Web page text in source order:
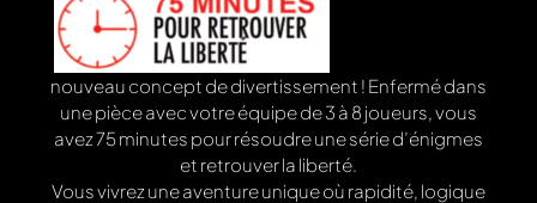
nouveau concept de divertissement ! Enfermé dans
une pièce avec votre équipe de 3 à 8 joueurs, vous
avez 75 minutes pour résoudre une série d’énigmes
et retrouver la liberté.
Vous vivrez une aventure unique où rapidité, logique